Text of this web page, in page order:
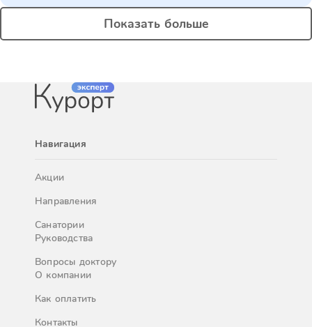
Показать больше
Навигация
Акции
Направления
Санатории
Руководства
Вопросы доктору
О компании
Как оплатить
Контакты